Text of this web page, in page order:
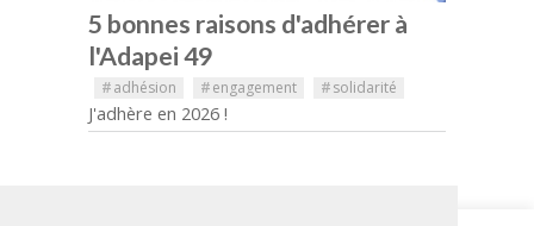
5 bonnes raisons d'adhérer à
l'Adapei 49
#adhésion #engagement #solidarité
J'adhère en 2026 !